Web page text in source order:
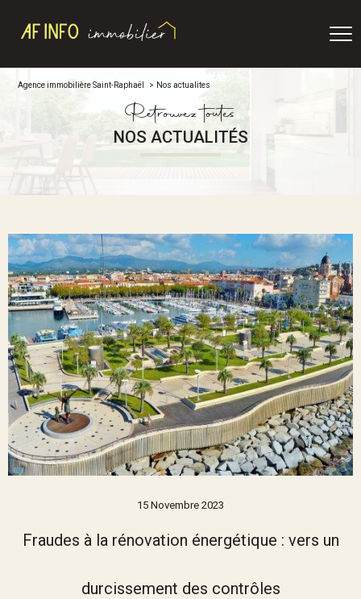
Agence immobilière Saint-Raphaël Nos actualites
Retrouvez toutes
NOS ACTUALITÉS
15 Novembre 2023
Fraudes à la rénovation énergétique : vers un
durcissement des contrôles